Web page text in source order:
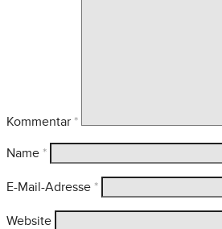
Kommentar *
Name *
E-Mail-Adresse *
Website